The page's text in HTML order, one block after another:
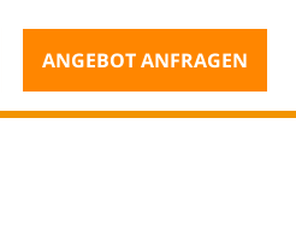
ANGEBOT ANFRAGEN